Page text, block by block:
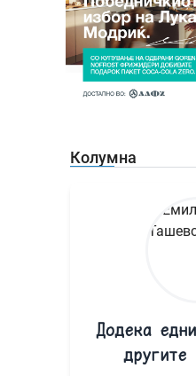
Колумна
Додека
другите